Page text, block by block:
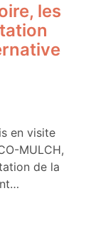
les
en visite
MULCH,
de la